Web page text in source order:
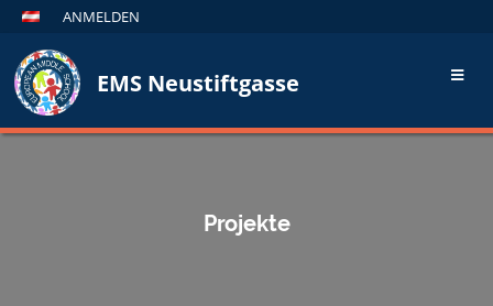
ANMELDEN
EMS Neustiftgasse
Projekte